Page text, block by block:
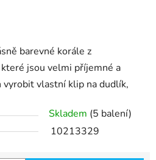
barevné korále z
jsou velmi příjemné a
vyrobit vlastní klip na dudlík,
Skladem (5 balení)
10213329